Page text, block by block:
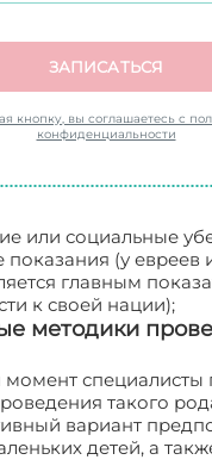
ЗАПИСАТЬСЯ
кнопку, вы соглашаетесь с
конфиденциальности
или социальные
показания (у евреев
главным
к своей нации);
методики
специалисты
такого
вариант
детей, а